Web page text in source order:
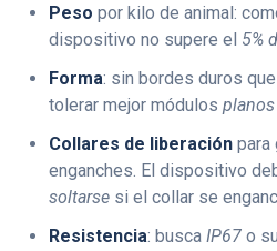
Peso por kilo de animal:
dispositivo no supere el 5%
Forma: sin bordes duros
tolerar mejor módulos planos
Collares de liberación para
enganches. El dispositivo
soltarse si el collar se
Resistencia: busca IP67 o